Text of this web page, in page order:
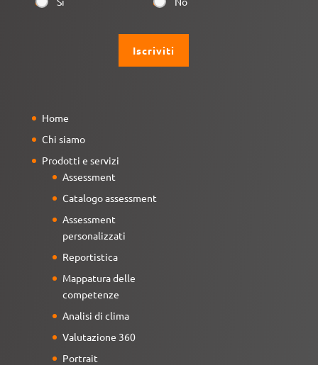
Home
Chi siamo
Prodotti e servizi
Assessment
Catalogo assessment
Assessment
personalizzati
Reportistica
Mappatura delle
competenze
Analisi di clima
Valutazione 360
Portrait